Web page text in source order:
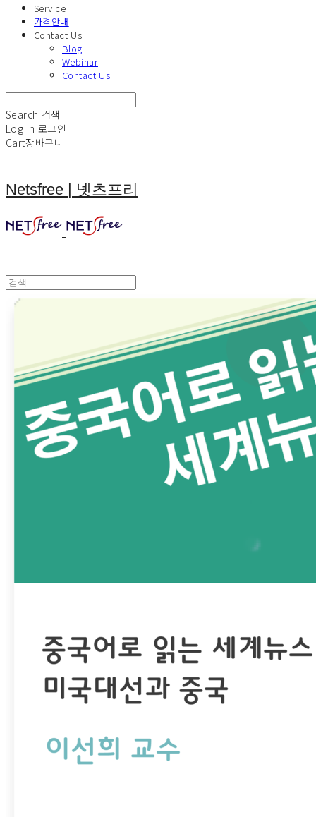
Service
가격안내
Contact Us
Blog
Webinar
Contact Us
Search 검색
Log In 로그인
Cart장바구니
Netsfree | 넷츠프리